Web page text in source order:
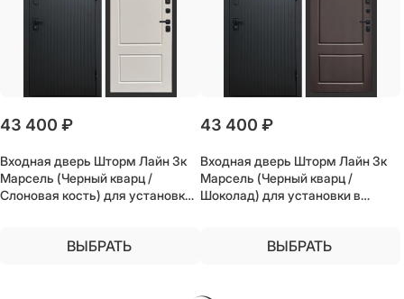
43 400 ₽
Входная дверь Шторм Лайн 3к
Марсель (Черный кварц /
Слоновая кость) для установки
ВЫБРАТЬ
43 400 ₽
Входная дверь Шторм Лайн 3к
Марсель (Черный кварц /
Шоколад) для установки в
ВЫБРАТЬ